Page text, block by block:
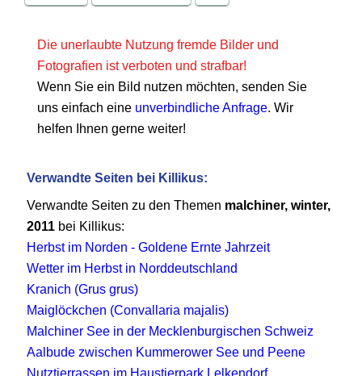
Die unerlaubte Nutzung fremde Bilder und
Fotografien ist verboten und strafbar!
Wenn Sie ein Bild nutzen möchten, senden Sie
uns einfach eine unverbindliche Anfrage. Wir
helfen Ihnen gerne weiter!
Verwandte Seiten bei Killikus:
Verwandte Seiten zu den Themen malchiner, winter,
2011 bei Killikus:
Herbst im Norden - Goldene Ernte Jahrzeit
Wetter im Herbst in Norddeutschland
Kranich (Grus grus)
Maiglöckchen (Convallaria majalis)
Malchiner See in der Mecklenburgischen Schweiz
Aalbude zwischen Kummerower See und Peene